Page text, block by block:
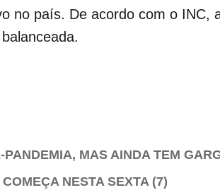
no país. De acordo com o INC,
MAS AINDA TEM
NESTA SEXTA (7)